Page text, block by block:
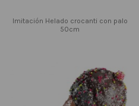
Imitación Helado crocanti con palo
50cm